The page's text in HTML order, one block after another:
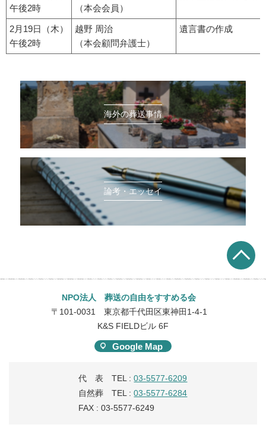
午後2時
（本会会員）
2月19日（木）
午後2時
越野 周治
（本会顧問弁護士）
遺言書の作成
海外の葬送事情
論考・エッセイ
NPO法人 葬送の自由をすすめる会
〒101-0031 東京都千代田区東神田1-4-1
K&S FIELDビル 6F
Google Map
代 表 TEL :03-5577-6209
自然葬 TEL :03-5577-6284
FAX : 03-5577-6249